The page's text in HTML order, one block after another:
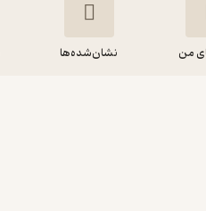
من نشان‌شده‌ها